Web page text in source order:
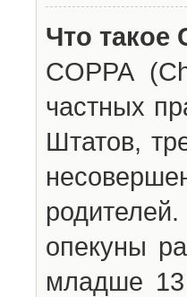
Что такое
COPPA
частных
Штатов,
опекуны
младше